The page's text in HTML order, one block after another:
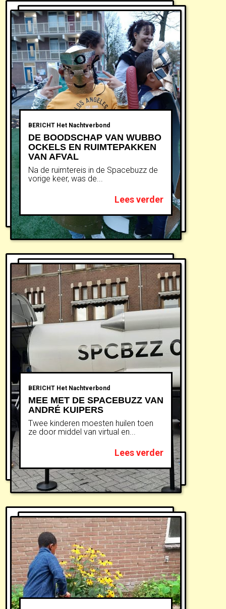
BERICHT Het Nachtverbond
DE BOODSCHAP VAN WUBBO
OCKELS EN RUIMTEPAKKEN
VAN AFVAL
Na de ruimtereis in de Spacebuzz de
vorige keer, was de...
Lees verder
BERICHT Het Nachtverbond
MEE MET DE SPACEBUZZ VAN
ANDRÉ KUIPERS
Twee kinderen moesten huilen toen
ze door middel van virtual en...
Lees verder